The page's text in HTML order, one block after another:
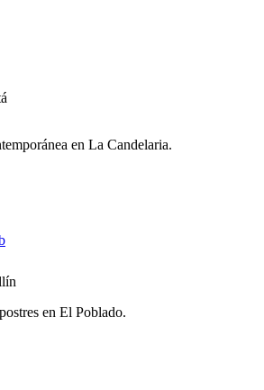
en La Candelaria.
en El Poblado.